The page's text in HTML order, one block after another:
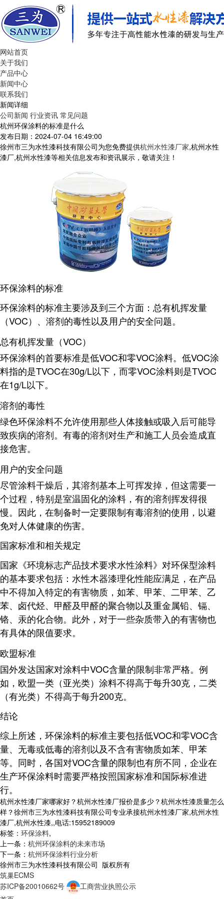
网站首页
关于我们
产品中心
新闻中心
联系我们
新闻详细
公司新闻 行业资讯 常见问题
杭州环保涂料的标准是什么
发布日期：2024-07-04 16:49:00
徐州市三为水性漆科技有限公司为您免费提供杭州水性漆厂家,杭州水性
漆厂,杭州水性漆等相关信息发布和资讯展示，敬请关注！
环保涂料的标准
环保涂料的标准主要涉及到三个方面： 总有机挥发量
（VOC） 、 溶剂的毒性以及用户的安全问题。
总有机挥发量（VOC）
环保涂料的首要标准是低VOC和零VOC涂料。低VOC涂
料指的是TVOC在30g/L以下，而零VOC涂料则是TVOC
在1g/L以下。
溶剂的毒性
绿色环保涂料不允许使用那些人体接触或吸入后可能导
致疾病的溶剂。有毒的溶剂对生产和施工人员会造成直
接危害。
用户的安全问题
尽管涂料干燥后，其溶剂基本上可挥发掉，但这需要一
个过程，特别是室温固化的涂料，有的溶剂挥发得很
慢。因此，在制备时一定要限制有毒溶剂的使用，以避
免对人体健康的伤害。
国家标准和相关规定
国家《环境标志产品技术要求水性涂料》对环保型涂料
的基本要求包括：水性木器漆理化性能应满足，在产品
中不得加入特定的有害物质，如苯、甲苯、二甲苯、乙
苯、卤代烃、甲醛及甲醛的聚合物以及重金属铅、镉、
铬、汞的化合物。此外，对于一些杂质带入的有害物也
有具体的限值要求。
欧盟标准
国外发达国家对涂料中VOC含量的限制非常严格。例
如，欧盟一类（亚光类）涂料不得高于每升30克，二类
（有光类）不得高于每升200克。
结论
综上所述，环保涂料的标准主要包括低VOC和零VOC含
量、无毒或低毒的溶剂以及不含有害物质如苯、甲苯
等。同时，各国对VOC含量的限制也有所不同，企业在
生产环保涂料时需要严格按照国家标准和国际标准进
行。
杭州水性漆厂家哪家好？杭州水性漆厂报价是多少？杭州水性漆质量怎么
样？徐州市三为水性漆科技有限公司专业承接杭州水性漆厂家,杭州水性
漆厂,杭州水性漆,,电话:15952189009
标签： 环保涂料,
上一条： 杭州环保涂料的未来市场
下一条： 杭州环保涂料行业分析
徐州市三为水性漆科技有限公司 版权所有
筑巢ECMS
苏ICP备20010662号
工商营业执照公示